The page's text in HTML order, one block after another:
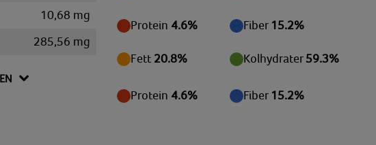
10,68 mg
285,56 mg
Protein 4.6% Fiber 15.2%
Fett 20.8% Kolhydrater 59.3%
Protein 4.6% Fiber 15.2%